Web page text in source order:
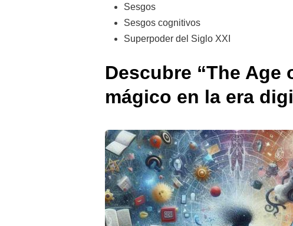
Sesgos
Sesgos cognitivos
Superpoder del Siglo XXI
Descubre “The
mágico en la era